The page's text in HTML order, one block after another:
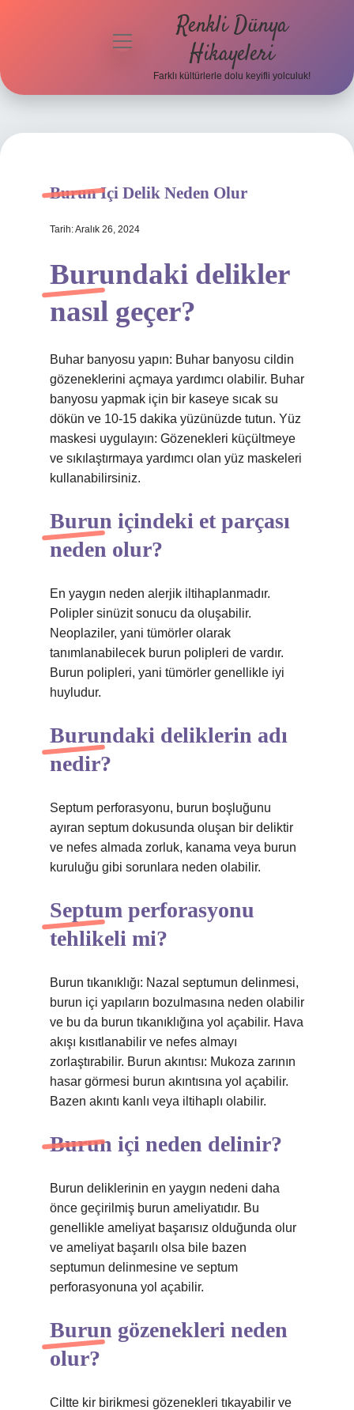
menüyü
Renkli Dünya
Hikayeleri
Farklı kültürlerle dolu keyifli yolculuk!
Burun Içi Delik Neden Olur
Tarih: Aralık 26, 2024
Burundaki delikler
nasıl geçer?
Buhar banyosu yapın: Buhar banyosu cildin
gözeneklerini açmaya yardımcı olabilir. Buhar
banyosu yapmak için bir kaseye sıcak su
dökün ve 10-15 dakika yüzünüzde tutun. Yüz
maskesi uygulayın: Gözenekleri küçültmeye
ve sıkılaştırmaya yardımcı olan yüz maskeleri
kullanabilirsiniz.
Burun içindeki et parçası
neden olur?
En yaygın neden alerjik iltihaplanmadır.
Polipler sinüzit sonucu da oluşabilir.
Neoplaziler, yani tümörler olarak
tanımlanabilecek burun polipleri de vardır.
Burun polipleri, yani tümörler genellikle iyi
huyludur.
Burundaki deliklerin adı
nedir?
Septum perforasyonu, burun boşluğunu
ayıran septum dokusunda oluşan bir deliktir
ve nefes almada zorluk, kanama veya burun
kuruluğu gibi sorunlara neden olabilir.
Septum perforasyonu
tehlikeli mi?
Burun tıkanıklığı: Nazal septumun delinmesi,
burun içi yapıların bozulmasına neden olabilir
ve bu da burun tıkanıklığına yol açabilir. Hava
akışı kısıtlanabilir ve nefes almayı
zorlaştırabilir. Burun akıntısı: Mukoza zarının
hasar görmesi burun akıntısına yol açabilir.
Bazen akıntı kanlı veya iltihaplı olabilir.
Burun içi neden delinir?
Burun deliklerinin en yaygın nedeni daha
önce geçirilmiş burun ameliyatıdır. Bu
genellikle ameliyat başarısız olduğunda olur
ve ameliyat başarılı olsa bile bazen
septumun delinmesine ve septum
perforasyonuna yol açabilir.
Burun gözenekleri neden
olur?
Ciltte kir birikmesi gözenekleri tıkayabilir ve